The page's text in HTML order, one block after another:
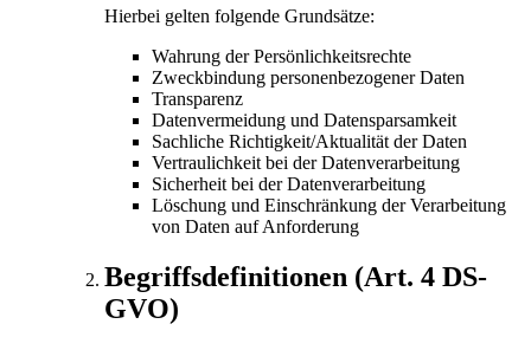
Hierbei gelten folgende Grundsätze:
Wahrung der Persönlichkeitsrechte
Zweckbindung personenbezogener Daten
Transparenz
Datenvermeidung und Datensparsamkeit
Sachliche Richtigkeit/Aktualität der Daten
Vertraulichkeit bei der Datenverarbeitung
Sicherheit bei der Datenverarbeitung
Löschung und Einschränkung der Verarbeitung
von Daten auf Anforderung
Begriffsdefinitionen (Art. 4 DS-
GVO)